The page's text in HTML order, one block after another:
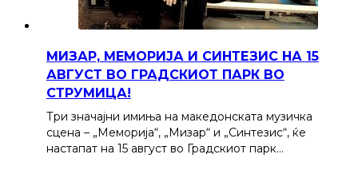
МИЗАР, МЕМОРИЈА И СИНТЕЗИС НА 15
АВГУСТ ВО ГРАДСКИОТ ПАРК ВО
СТРУМИЦА!
Три значајни имиња на македонската музичка
сцена – „Меморија“, „Мизар“ и „Синтезис“, ќе
настапат на 15 август во Градскиот парк…